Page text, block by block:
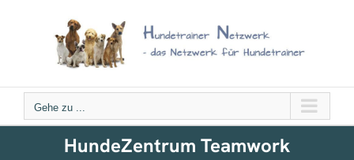
Gehe zu ...
HundeZentrum Teamwork